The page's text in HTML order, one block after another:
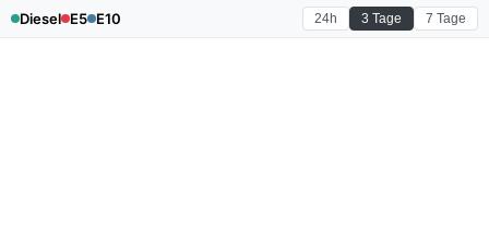
Diesel E5 E10 24h 3 Tage 7 Tage